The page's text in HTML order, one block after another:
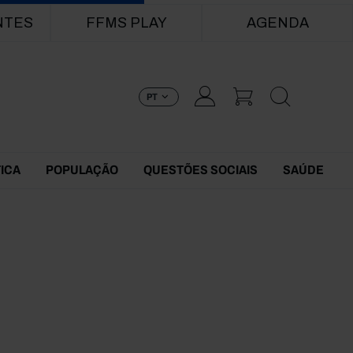
FFMS PLAY AGENDA
PT
POPULAÇÃO QUESTÕES SOCIAIS SAÚDE